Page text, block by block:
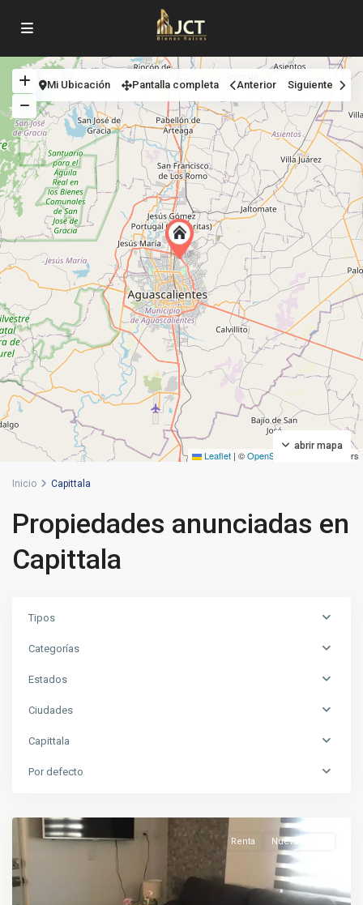
Leaflet | ©OpenStreetMap contributors
abrir mapa
Mi Ubicación Pantalla completa Anterior Siguiente
Inicio Capittala
Propiedades anunciadas en
Capittala
Tipos
Categorías
Estados
Ciudades
Capittala
Por defecto
Renta Nueva Oferta